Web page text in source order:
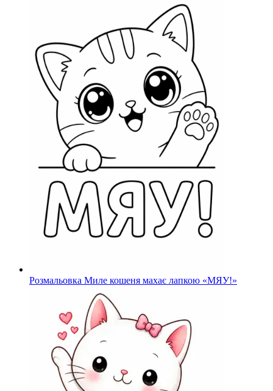
Розмальовка Миле кошеня махає лапкою «МЯУ!»